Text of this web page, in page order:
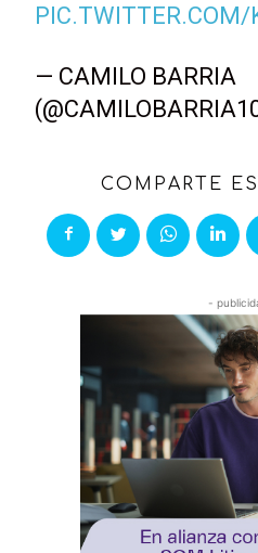
PIC.TWITTER.COM/
— CAMILO BARRIA
COMPARTE
-